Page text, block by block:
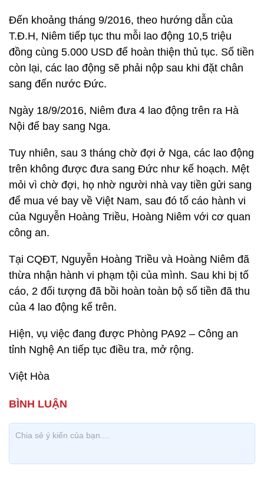
Đến khoảng tháng 9/2016, theo hướng dẫn của
T.Đ.H, Niêm tiếp tục thu mỗi lao động 10,5 triệu
đồng cùng 5.000 USD để hoàn thiện thủ tục. Số tiền
còn lại, các lao động sẽ phải nộp sau khi đặt chân
sang đến nước Đức.
Ngày 18/9/2016, Niêm đưa 4 lao động trên ra Hà
Nội để bay sang Nga.
Tuy nhiên, sau 3 tháng chờ đợi ở Nga, các lao động
trên không được đưa sang Đức như kế hoạch. Mệt
mỏi vì chờ đợi, họ nhờ người nhà vay tiền gửi sang
để mua vé bay về Việt Nam, sau đó tố cáo hành vi
của Nguyễn Hoàng Triều, Hoàng Niêm với cơ quan
công an.
Tại CQĐT, Nguyễn Hoàng Triều và Hoàng Niêm đã
thừa nhận hành vi phạm tội của mình. Sau khi bị tố
cáo, 2 đối tượng đã bồi hoàn toàn bộ số tiền đã thu
của 4 lao động kể trên.
Hiện, vụ việc đang được Phòng PA92 – Công an
tỉnh Nghệ An tiếp tục điều tra, mở rộng.
Việt Hòa